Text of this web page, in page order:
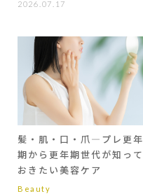
2026.07.17
髪・肌・口・爪―プレ更年
期から更年期世代が知って
おきたい美容ケア
Beauty